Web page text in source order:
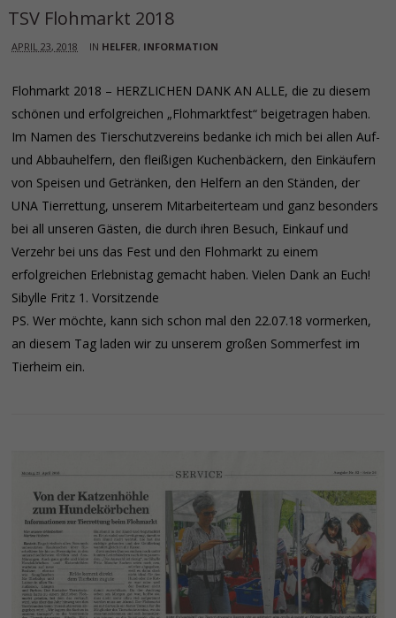
TSV Flohmarkt 2018
APRIL 23, 2018 IN HELFER, INFORMATION
Flohmarkt 2018 – HERZLICHEN DANK AN ALLE, die zu diesem
schönen und erfolgreichen „Flohmarktfest“ beigetragen haben.
Im Namen des Tierschutzvereins bedanke ich mich bei allen Auf-
und Abbauhelfern, den fleißigen Kuchenbäckern, den Einkäufern
von Speisen und Getränken, den Helfern an den Ständen, der
UNA Tierrettung, unserem Mitarbeiterteam und ganz besonders
bei all unseren Gästen, die durch ihren Besuch, Einkauf und
Verzehr bei uns das Fest und den Flohmarkt zu einem
erfolgreichen Erlebnistag gemacht haben. Vielen Dank an Euch!
Sibylle Fritz 1. Vorsitzende
PS. Wer möchte, kann sich schon mal den 22.07.18 vormerken,
an diesem Tag laden wir zu unserem großen Sommerfest im
Tierheim ein.